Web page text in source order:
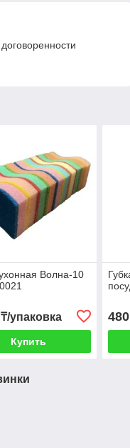
Волна-10
упаковка
Купить
480